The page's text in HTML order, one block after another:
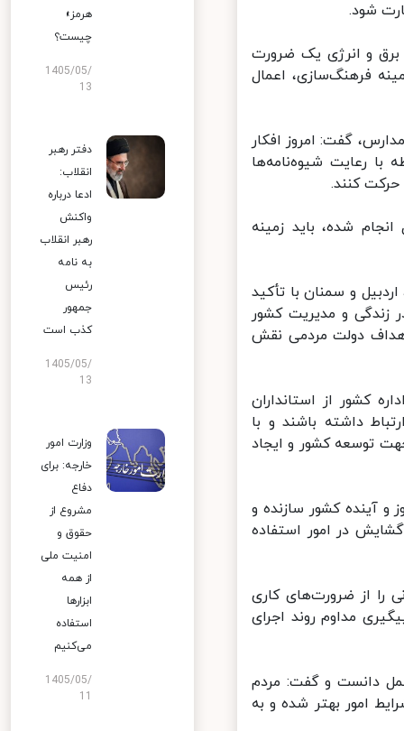
شود.
و انرژی یک ضرورت
فرهنگ‌سازی، اعمال
گفت: امروز افکار
رعایت شیوه‌نامه‌ها
کنند.
شده، باید زمینه
و سمنان با تأکید
و مدیریت کشور
دولت مردمی نقش
کشور از استانداران
داشته باشند و با
توسعه کشور و ایجاد
و آینده کشور سازنده و
در امور استفاده
از ضرورت‌های کاری
مداوم روند اجرای
دانست و گفت: مردم
امور بهتر شده و به
هرمز»
چیست؟
1405/05/
13
دفتر رهبر
انقلاب:
ادعا درباره
واکنش
رهبر انقلاب
به نامه
رئیس
جمهور
کذب است
1405/05/
13
وزارت امور
خارجه: برای
دفاع
مشروع از
حقوق و
امنیت ملی
از همه
ابزارها
استفاده
می‌کنیم
1405/05/